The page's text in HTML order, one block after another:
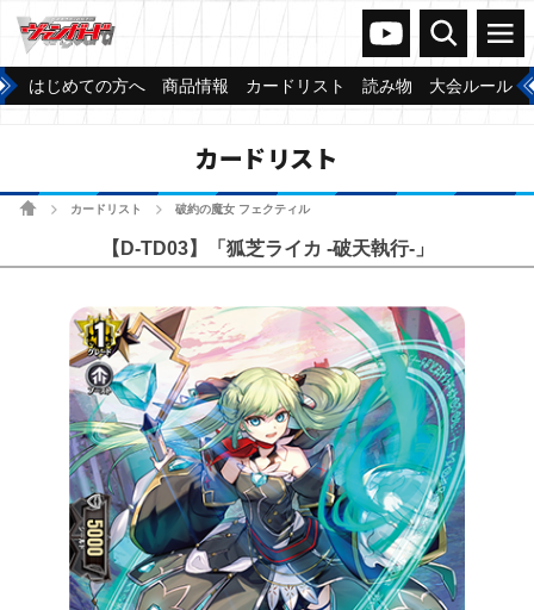
ヴァンガードch
検索 メニュー
はじめての方へ 商品情報 カードリスト 読み物 大会ルール
カードリスト
ホームカードリスト 破約の魔女 フェクティル
【D-TD03】「狐芝ライカ -破天執行-」